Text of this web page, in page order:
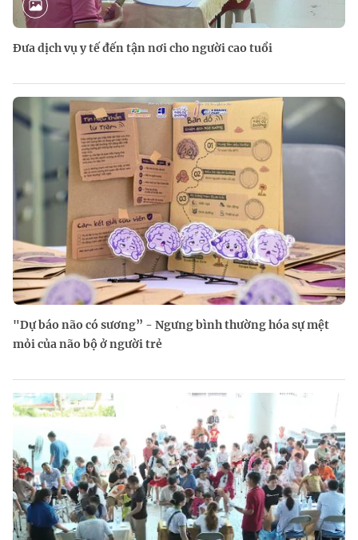
Đưa dịch vụ y tế đến tận nơi cho người cao tuổi
"Dự báo não có sương” - Ngưng bình thường hóa sự mệt
mỏi của não bộ ở người trẻ